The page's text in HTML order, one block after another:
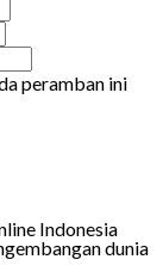
peramban ini
Indonesia
dunia